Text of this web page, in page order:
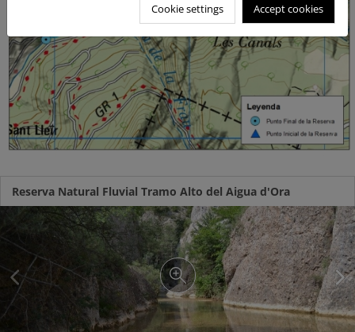
Reserva Natural Fluvial Tramo Alto del Aigua d'Ora
Cookie settings Accept cookies